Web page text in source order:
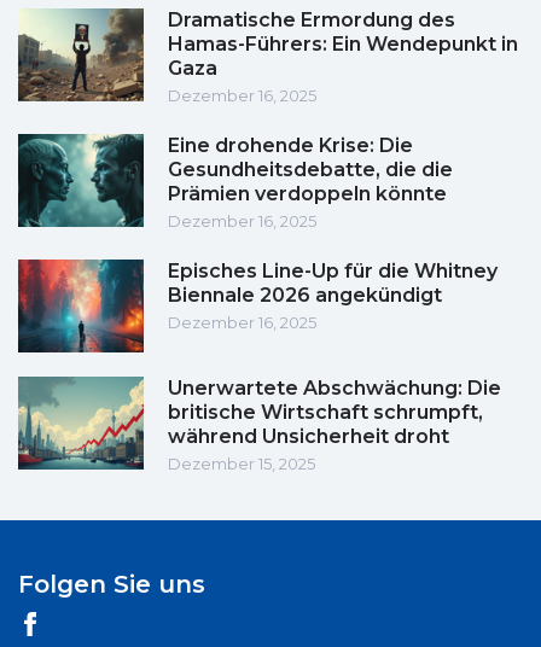
Dramatische Ermordung des
Hamas-Führers: Ein Wendepunkt in
Gaza
Dezember 16, 2025
Eine drohende Krise: Die
Gesundheitsdebatte, die die
Prämien verdoppeln könnte
Dezember 16, 2025
Episches Line-Up für die Whitney
Biennale 2026 angekündigt
Dezember 16, 2025
Unerwartete Abschwächung: Die
britische Wirtschaft schrumpft,
während Unsicherheit droht
Dezember 15, 2025
Folgen Sie uns